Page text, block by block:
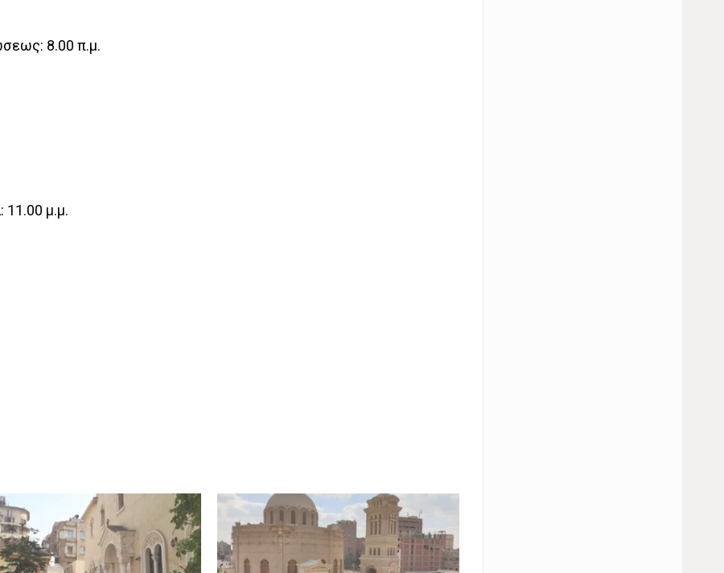
8.00 π.μ.
11.00 μ.μ.